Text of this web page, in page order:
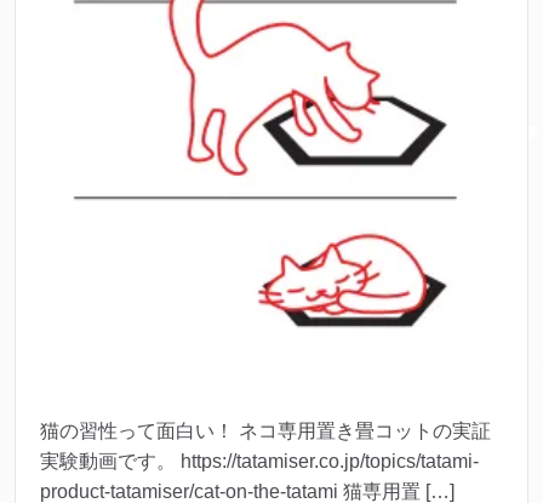
猫の習性って面白い！ ネコ専用置き畳コットの実証
実験動画です。 https://tatamiser.co.jp/topics/tatami-
product-tatamiser/cat-on-the-tatami 猫専用置 […]